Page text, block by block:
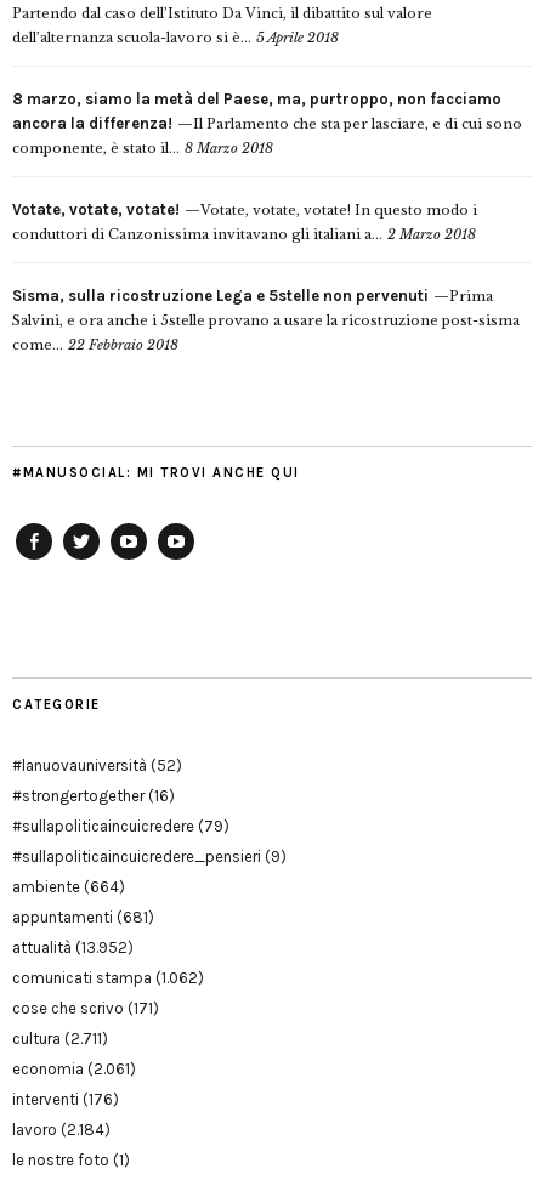
Partendo dal caso dell’Istituto Da Vinci, il dibattito sul valore
dell’alternanza scuola-lavoro si è... 5 Aprile 2018
8 marzo, siamo la metà del Paese, ma, purtroppo, non facciamo
ancora la differenza!
Il Parlamento che sta per lasciare, e di cui sono
componente, è stato il... 8 Marzo 2018
Votate, votate, votate!
Votate, votate, votate! In questo modo i
conduttori di Canzonissima invitavano gli italiani a... 2 Marzo 2018
Sisma, sulla ricostruzione Lega e 5stelle non pervenuti
Prima
Salvini, e ora anche i 5stelle provano a usare la ricostruzione post-sisma
come... 22 Febbraio 2018
#MANUSOCIAL: MI TROVI ANCHE QUI
CATEGORIE
#lanuovauniversità (52)
#strongertogether(16)
#sullapoliticaincuicredere (79)
#sullapoliticaincuicredere_pensieri (9)
ambiente (664)
appuntamenti (681)
attualità (13.952)
comunicati stampa (1.062)
cose che scrivo (171)
cultura (2.711)
economia (2.061)
interventi (176)
lavoro (2.184)
le nostre foto (1)